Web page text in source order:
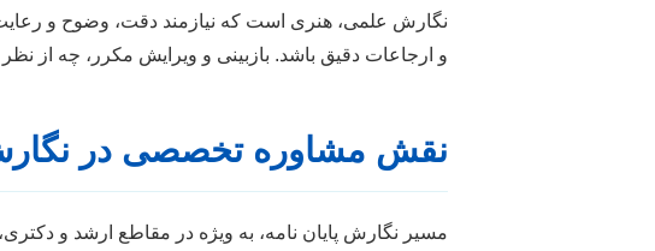
نگارش علمی، هنری است که نیازمند دقت، وضوح و رعایت
و ارجاعات دقیق باشد. بازبینی و ویرایش مکرر، چه از
نقش مشاوره تخصصی در نگارش
مسیر نگارش پایان نامه، به ویژه در مقاطع ارشد و